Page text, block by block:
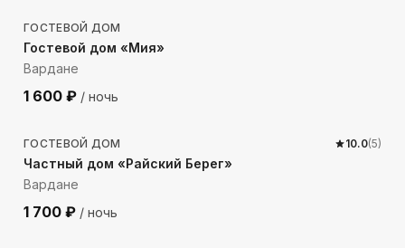
ГОСТЕВОЙ ДОМ
Гостевой дом «Мия»
Вардане
1 600 ₽ / ночь
523м до моря
ГОСТЕВОЙ ДОМ 10.0(5)
Частный дом «Райский Берег»
Вардане
1 700 ₽ / ночь
604 м до моря